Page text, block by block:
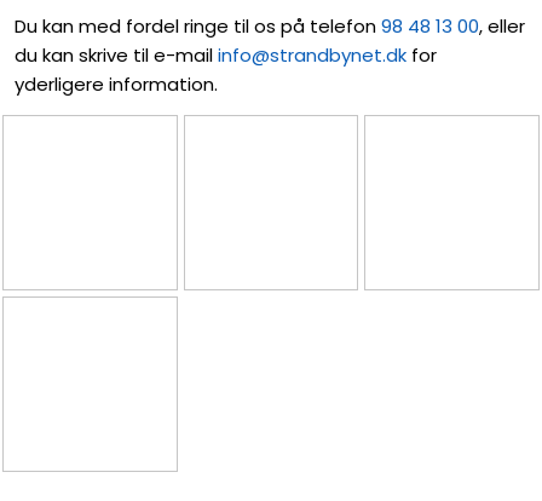
Du kan med fordel ringe til os på telefon98 48 13 00, eller
du kan skrive til e-mailinfo@strandbynet.dkfor
yderligere information.